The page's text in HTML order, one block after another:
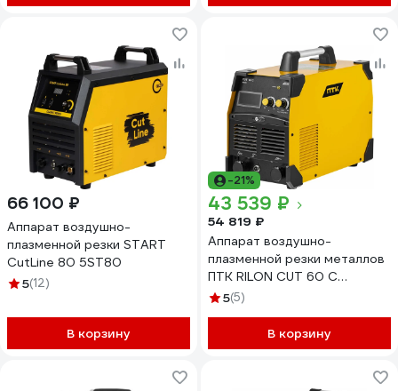
66 100 ₽
Аппарат воздушно-
плазменной резки START
CutLine 80 5ST80
5(12)
В корзину
-21%
43 539 ₽
54 819 ₽
Аппарат воздушно-
плазменной резки металлов
ПТК RILON CUT 60 С
00000029761
5(5)
В корзину